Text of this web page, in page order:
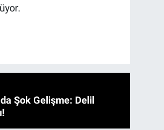
Şok Gelişme: Delil